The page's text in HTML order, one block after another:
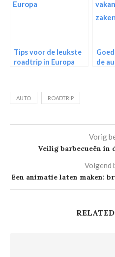
Tips voor de leukste
roadtrip in Europa
de
AUTO ROADTRIP
Vorig
Veilig barbecueën in
Volgend
Een animatie laten maken: